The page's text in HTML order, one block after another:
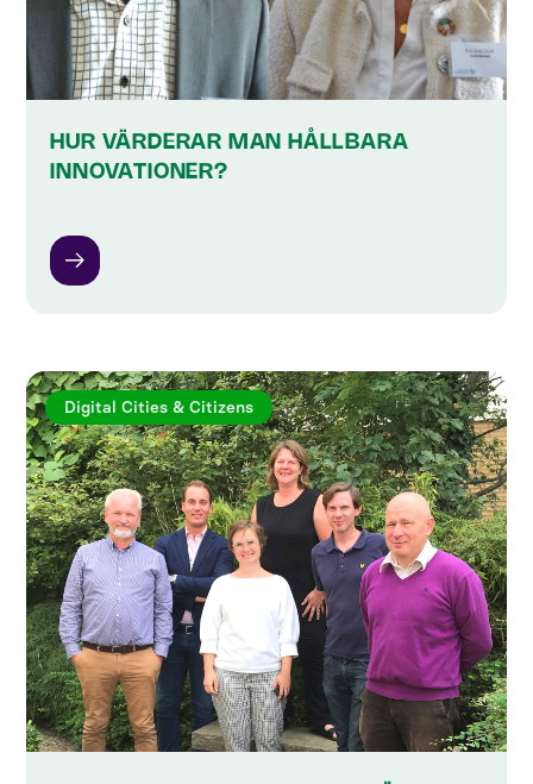
HUR VÄRDERAR MAN HÅLLBARA
INNOVATIONER?
Digital Cities & Citizens